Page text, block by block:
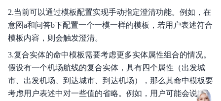
2.当前可以通过模板配置实现手动指定澄清功能。例如，在
意图a和问答b下配置一个一模一样的模板，若用户表述符合
模板内容，则会触发澄清。
3.复合实体的命中模板需要考虑更多实体属性组合的情况。
假设有一个机场航线的复合实体，具有四个属性（出发城
市、出发机场、到达城市、到达机场），那么其命中模板要
考虑用户表述中对一些值的省略。例如，用户可能会说“我